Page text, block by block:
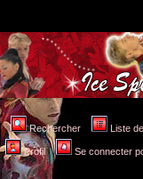
Rechercher Liste
Profil Se connecter